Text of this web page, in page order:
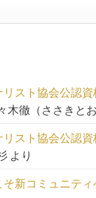
リスト協会公認
木徹（ささきとお
リスト協会公認
より
そ新コミュニティ